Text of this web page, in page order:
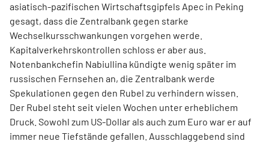
asiatisch-pazifischen Wirtschaftsgipfels Apec in Peking
gesagt, dass die Zentralbank gegen starke
Wechselkursschwankungen vorgehen werde.
Kapitalverkehrskontrollen schloss er aber aus.
Notenbankchefin Nabiullina kündigte wenig später im
russischen Fernsehen an, die Zentralbank werde
Spekulationen gegen den Rubel zu verhindern wissen.
Der Rubel steht seit vielen Wochen unter erheblichem
Druck. Sowohl zum US-Dollar als auch zum Euro war er auf
immer neue Tiefstände gefallen. Ausschlaggebend sind